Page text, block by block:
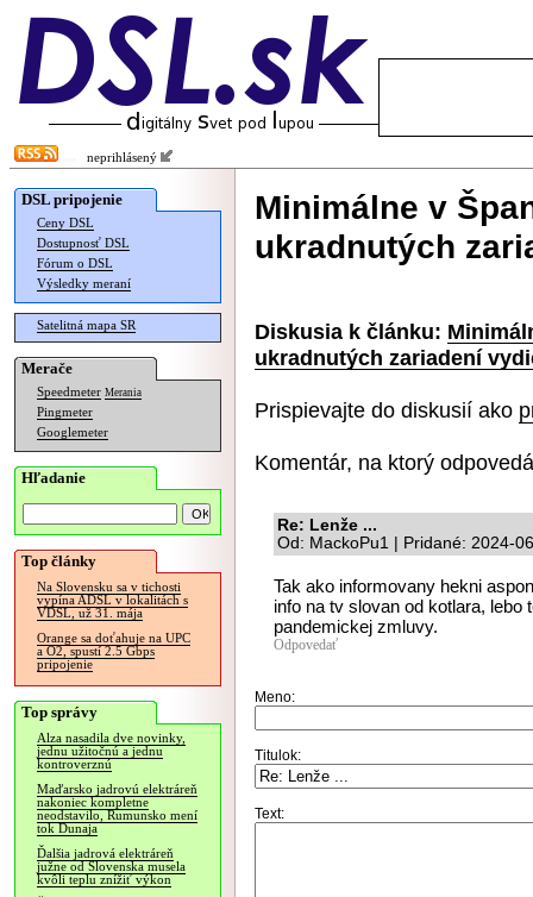
neprihlásený
DSL pripojenie
Ceny DSL
Dostupnosť DSL
Fórum o DSL
Výsledky meraní
Satelitná mapa SR
Merače
Speedmeter Merania
Pingmeter
Googlemeter
Hľadanie
Top články
Na Slovensku sa v tichosti
vypína ADSL v lokalitách s
VDSL, už 31. mája
Orange sa doťahuje na UPC
a O2, spustí 2.5 Gbps
pripojenie
Top správy
Alza nasadila dve novinky,
jednu užitočnú a jednu
kontroverznú
Maďarsko jadrovú elektráreň
nakoniec kompletne
neodstavilo, Rumunsko mení
tok Dunaja
Ďalšia jadrová elektráreň
južne od Slovenska musela
kvôli teplu znížiť výkon
Minimálne v
ukradnutých
Diskusia k článku:
ukradnutých zariadení
Prispievajte do diskusií ako
Komentár, na ktorý
Re: Lenže ...
Od: MackoPu1 | Pridané: 2024-
Tak ako informovany hekni
info na tv slovan od kotlara, lebo
pandemickej zmluvy.
Odpovedať
Meno:
Titulok:
Text: